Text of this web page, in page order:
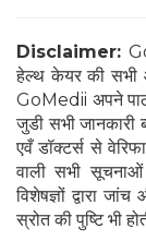
Disclaimer:
हेल्थ केयर की
GoMedii अपने
जुडी सभी जानकारी
एवँ डॉक्टर्स से
वाली सभी
विशेषज्ञों द्वारा
स्रोत की पुष्टि भी